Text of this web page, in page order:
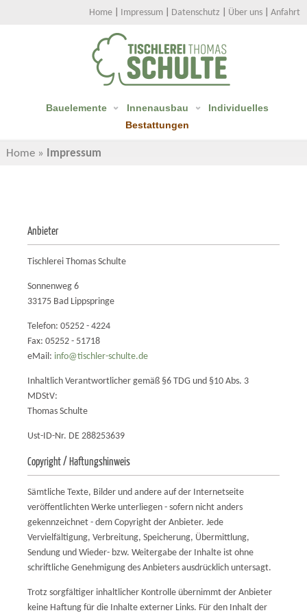
Home Impressum Datenschutz Über uns Anfahrt
Bauelemente Innenausbau
Individuelles
Bestattungen
Home » Impressum
Anbieter
Tischlerei Thomas Schulte
Sonnenweg 6
33175 Bad Lippspringe
Telefon: 05252 - 4224
Fax: 05252 - 51718
eMail: info@tischler-schulte.de
Inhaltlich Verantwortlicher gemäß §6 TDG und §10 Abs. 3
MDStV:
Thomas Schulte
Ust-ID-Nr. DE 288253639
Copyright / Haftungshinweis
Sämtliche Texte, Bilder und andere auf der Internetseite
veröffentlichten Werke unterliegen - sofern nicht anders
gekennzeichnet - dem Copyright der Anbieter. Jede
Vervielfältigung, Verbreitung, Speicherung, Übermittlung,
Sendung und Wieder- bzw. Weitergabe der Inhalte ist ohne
schriftliche Genehmigung des Anbieters ausdrücklich untersagt.
Trotz sorgfältiger inhaltlicher Kontrolle übernimmt der Anbieter
keine Haftung für die Inhalte externer Links. Für den Inhalt der